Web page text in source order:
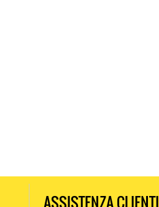
ASSISTENZA CLIENTI